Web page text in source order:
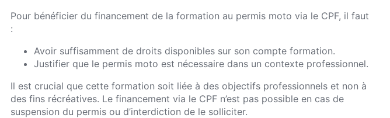
Pour bénéficier du financement de la formation au permis moto via le CPF, il faut
:
Avoir suffisamment de droits disponibles sur son compte formation.
Justifier que le permis moto est nécessaire dans un contexte professionnel.
Il est crucial que cette formation soit liée à des objectifs professionnels et non à
des fins récréatives. Le financement via le CPF n’est pas possible en cas de
suspension du permis ou d’interdiction de le solliciter.